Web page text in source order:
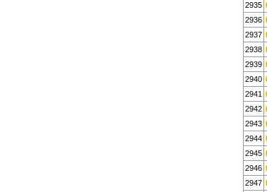
2935
2936
2937
2938
2939
2940
2941
2942
2943
2944
2945
2946
2947